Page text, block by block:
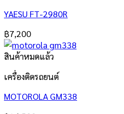
YAESU FT-2980R
฿7,200
สินค้าหมดแล้ว
เครื่องติดรถยนต์
MOTOROLA GM338